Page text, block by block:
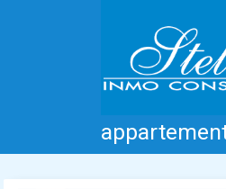
Accueil Costa Blanca